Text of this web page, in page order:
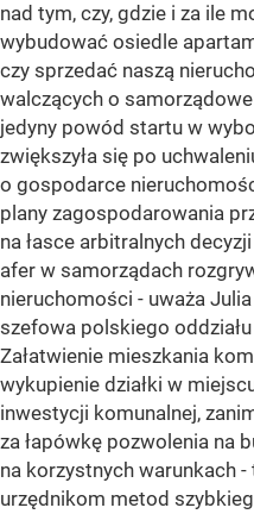
nad tym, czy, gdzie i za ile
wybudować osiedle
czy sprzedać naszą
walczących o
jedyny powód startu w
zwiększyła się po
o gospodarce
plany zagospodarowania
na łasce arbitralnych
afer w samorządach
nieruchomości - uważa Julia
szefowa polskiego
Załatwienie mieszkania
wykupienie działki w
inwestycji komunalnej,
za łapówkę pozwolenia na
na korzystnych warunkach
urzędnikom metod